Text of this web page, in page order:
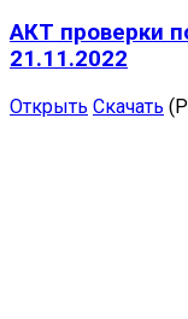
АКТ проверки
21.11.2022
Открыть Скачать